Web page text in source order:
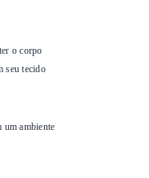
o corpo
seu tecido
um ambiente